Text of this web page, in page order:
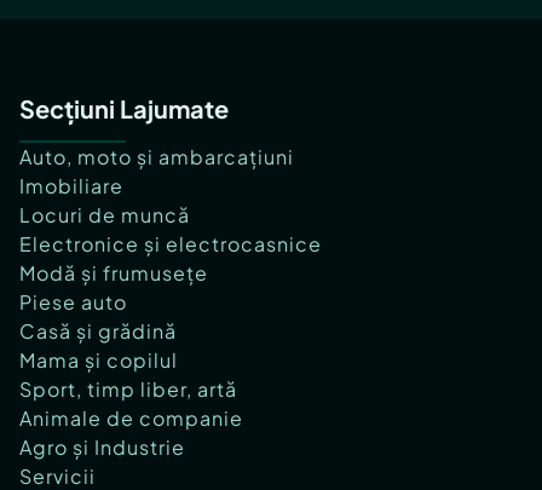
Secțiuni Lajumate
Auto, moto și ambarcațiuni
Imobiliare
Locuri de muncă
Electronice și electrocasnice
Modă și frumusețe
Piese auto
Casă și grădină
Mama și copilul
Sport, timp liber, artă
Animale de companie
Agro și Industrie
Servicii